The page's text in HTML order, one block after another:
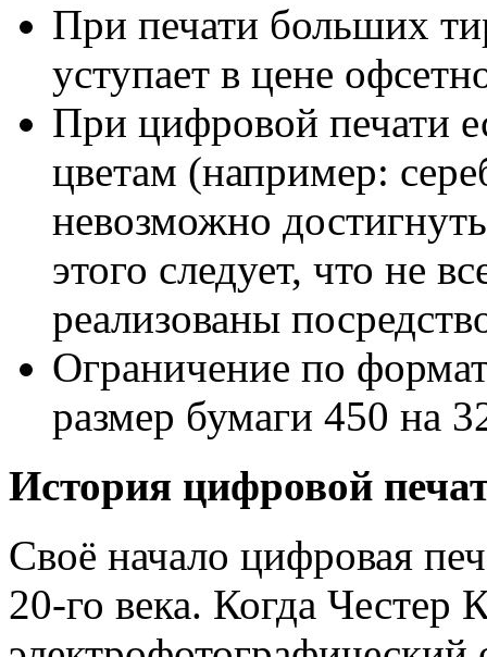
При печати больших
уступает в цене
При цифровой печати
цветам (например:
невозможно
этого следует, что не
реализованы
Ограничение по
размер бумаги 450 на
История цифровой
Своё начало цифровая
20-го века. Когда Честер